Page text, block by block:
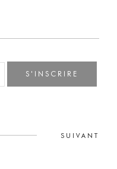
S'INSCRIRE
SUIVANT